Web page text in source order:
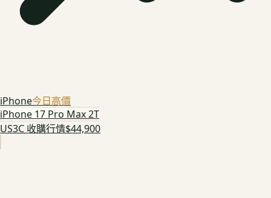
iPhone今日高價
iPhone 17 Pro Max 2T
US3C 收購行情$44,900